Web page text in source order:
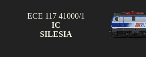
ECE 117 41000/1
IC
SILESIA